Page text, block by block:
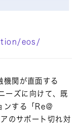
eos/
機関が直面する
ーズに向けて、既
ンする「Re＠
のサポート切れ対